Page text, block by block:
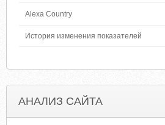
Alexa Country
История изменения показателей
АНАЛИЗ САЙТА